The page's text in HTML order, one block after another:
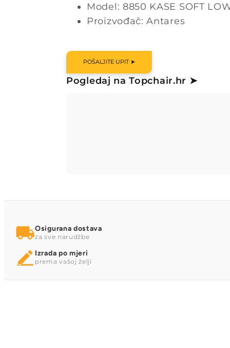
Model: 8850 KASE SOFT
Proizvođač: Antares
POŠALJITE UPIT ➤
Pogledaj na Topchair.hr ➤
Osigurana dostava
za sve narudžbe
Izrada po mjeri
prema vašoj želji